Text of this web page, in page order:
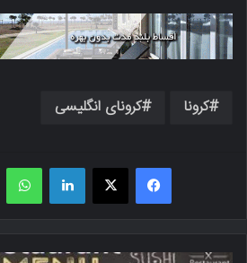
کرونا کرونای انگلیسی
فیسبوک X لینکدین